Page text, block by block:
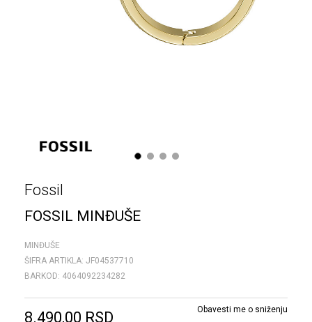
1 2 3 4
Fossil
FOSSIL MINĐUŠE
MINĐUŠE
ŠIFRA ARTIKLA: JF04537710
BARKOD: 4064092234282
8.490,00 RSD Obavesti me o sniženju